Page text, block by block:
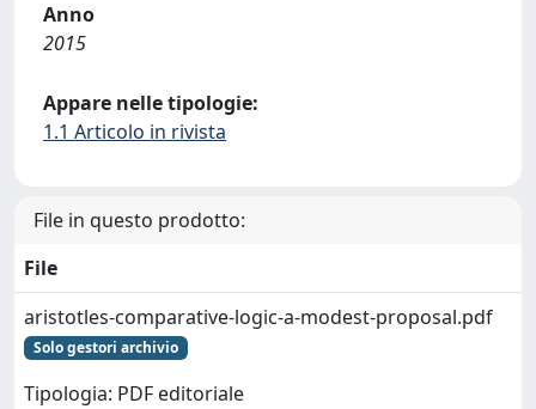
Anno
2015
Appare nelle tipologie:
1.1 Articolo in rivista
File in questo prodotto:
File
aristotles-comparative-logic-a-modest-proposal.pdf
Solo gestori archivio
Tipologia: PDF editoriale